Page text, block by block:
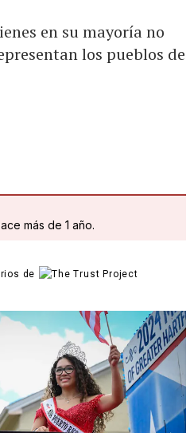
en su mayoría no
los pueblos de
más de 1 año.
de